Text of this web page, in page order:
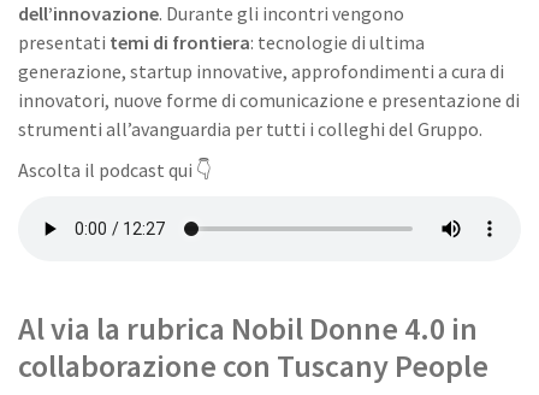
dell’innovazione. Durante gli incontri vengono
presentati temi di frontiera: tecnologie di ultima
generazione, startup innovative, approfondimenti a cura di
innovatori, nuove forme di comunicazione e presentazione di
strumenti all’avanguardia per tutti i colleghi del Gruppo.
Ascolta il podcast qui 👇
Al via la rubrica Nobil Donne 4.0 in
collaborazione con Tuscany People